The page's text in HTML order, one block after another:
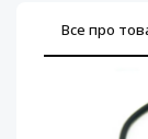
Все про